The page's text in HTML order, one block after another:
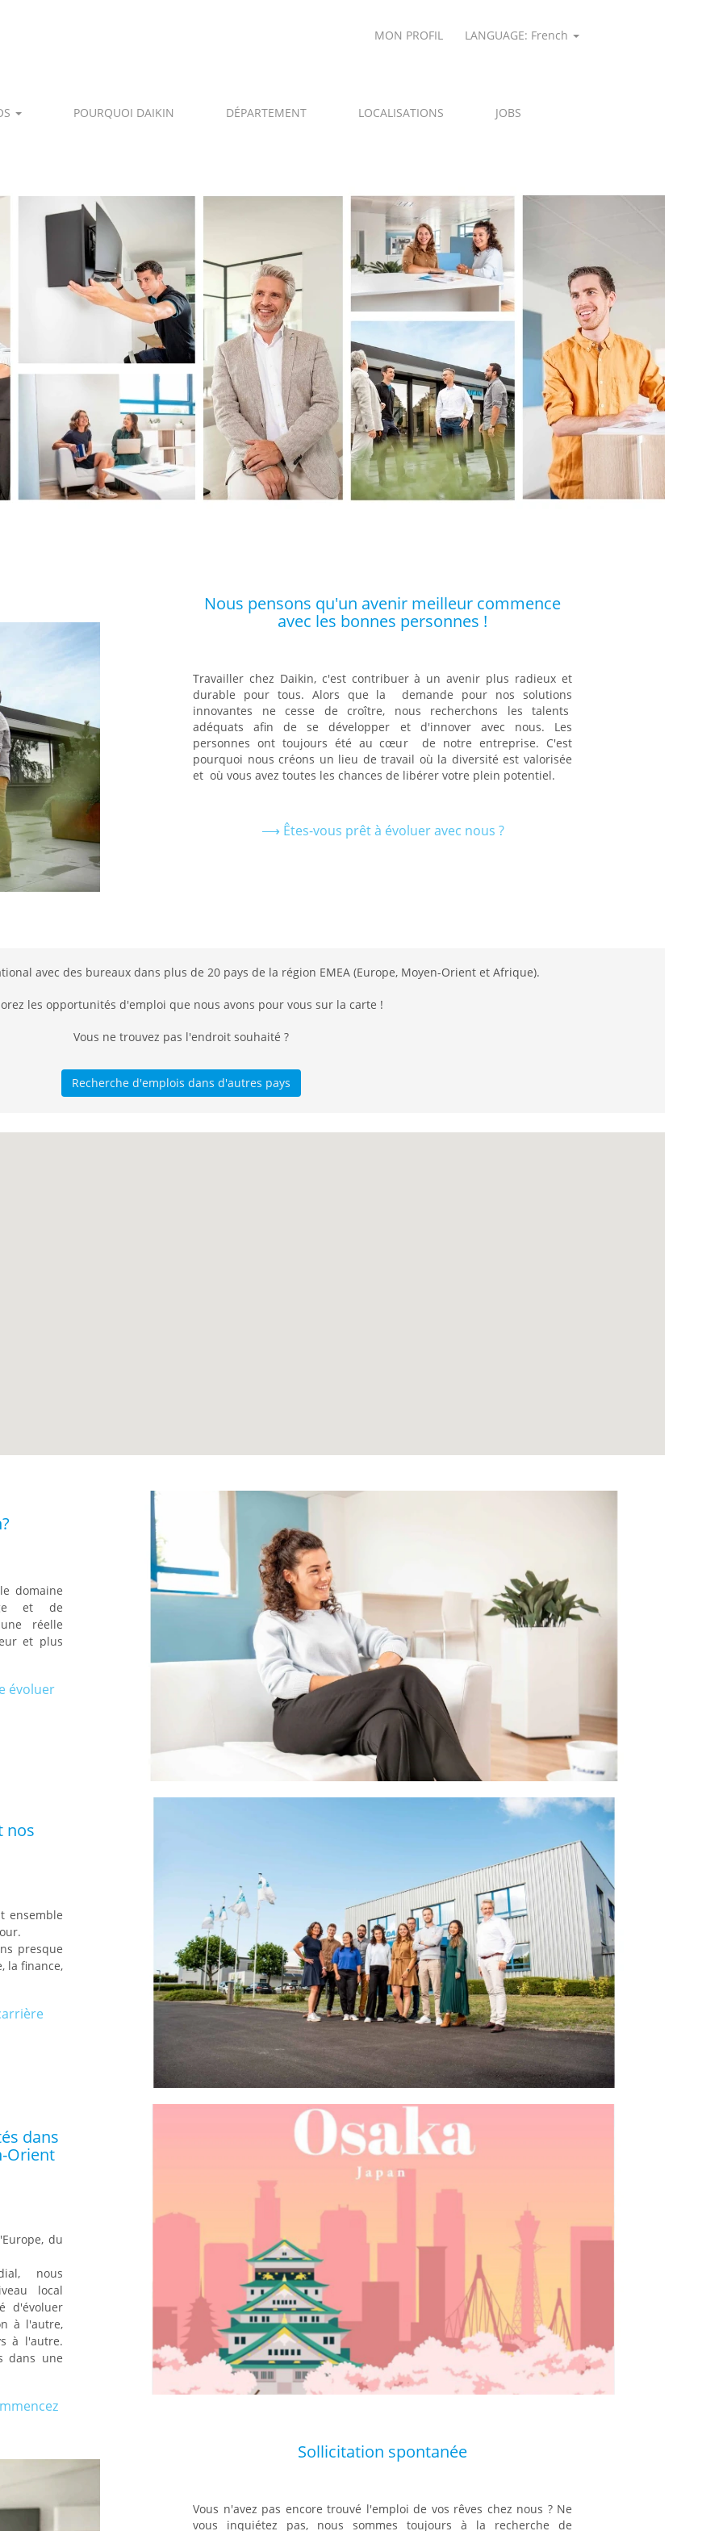
MON PROFIL LANGUAGE: French
POURQUOI DAIKIN DÉPARTEMENT LOCALISATIONS JOBS
Nous pensons qu'un avenir meilleur commence
avec les bonnes personnes !
Travailler chez Daikin, c'est contribuer à un avenir plus radieux et
durable pour tous. Alors que la demande pour nos solutions
innovantes ne cesse de croître, nous recherchons les talents
adéquats afin de se développer et d'innover avec nous. Les
personnes ont toujours été au cœur de notre entreprise. C'est
pourquoi nous créons un lieu de travail où la diversité est valorisée
et où vous avez toutes les chances de libérer votre plein potentiel.
⟶ Êtes-vous prêt à évoluer avec nous ?
avec des bureaux dans plus de 20 pays de la région EMEA (Europe, Moyen-Orient et Afrique).
les opportunités d'emploi que nous avons pour vous sur la carte !
Vous ne trouvez pas l'endroit souhaité ?
Recherche d'emplois dans d'autres pays
domaine
et de
réelle
et plus
évoluer
nos
ensemble
presque
la finance,
dans
Orient
du
nous
local
d'évoluer
à l'autre,
à l'autre.
dans une
Sollicitation spontanée
Vous n'avez pas encore trouvé l'emploi de vos rêves chez nous ? Ne
vous inquiétez pas, nous sommes toujours à la recherche de